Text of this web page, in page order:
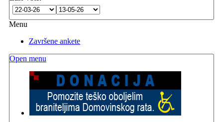
Menu
Završene ankete
Open menu